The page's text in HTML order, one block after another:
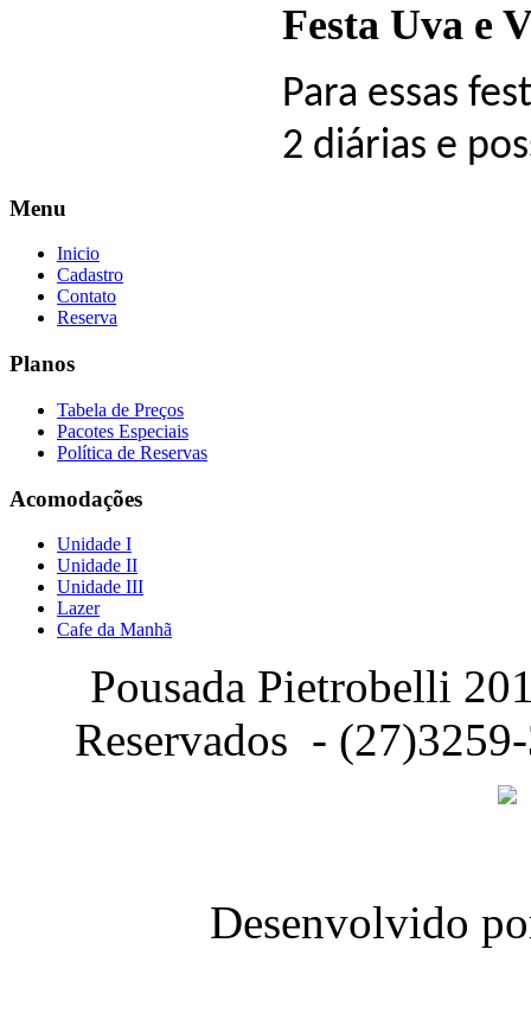
Festa Uva e
Para essas
2 diárias e
Menu
Inicio
Cadastro
Contato
Reserva
Planos
Tabela de Preços
Pacotes Especiais
Política de Reservas
Acomodações
Unidade I
Unidade II
Unidade III
Lazer
Cafe da Manhã
Pousada Pietrobelli
Reservados -
Desenvolvido